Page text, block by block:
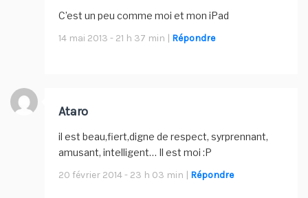
C’est un peu comme moi et mon iPad
14 mai 2013 - 21 h 37 min | Répondre
Ataro
il est beau,fiert,digne de respect, syrprennant,
amusant, intelligent… Il est moi :P
20 février 2014 - 23 h 03 min | Répondre